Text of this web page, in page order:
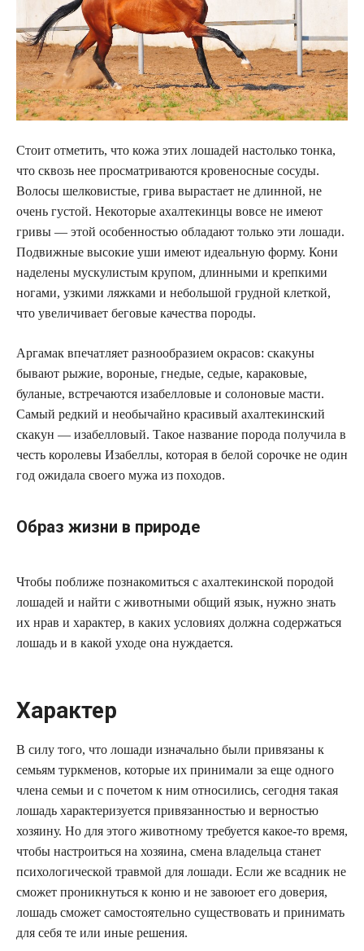
Стоит отметить, что кожа этих лошадей настолько тонка,
что сквозь нее просматриваются кровеносные сосуды.
Волосы шелковистые, грива вырастает не длинной, не
очень густой. Некоторые ахалтекинцы вовсе не имеют
гривы — этой особенностью обладают только эти лошади.
Подвижные высокие уши имеют идеальную форму. Кони
наделены мускулистым крупом, длинными и крепкими
ногами, узкими ляжками и небольшой грудной клеткой,
что увеличивает беговые качества породы.
Аргамак впечатляет разнообразием окрасов: скакуны
бывают рыжие, вороные, гнедые, седые, караковые,
буланые, встречаются изабелловые и солоновые масти.
Самый редкий и необычайно красивый ахалтекинский
скакун — изабелловый. Такое название порода получила в
честь королевы Изабеллы, которая в белой сорочке не один
год ожидала своего мужа из походов.
Образ жизни в природе
Чтобы поближе познакомиться с ахалтекинской породой
лошадей и найти с животными общий язык, нужно знать
их нрав и характер, в каких условиях должна содержаться
лошадь и в какой уходе она нуждается.
Характер
В силу того, что лошади изначально были привязаны к
семьям туркменов, которые их принимали за еще одного
члена семьи и с почетом к ним относились, сегодня такая
лошадь характеризуется привязанностью и верностью
хозяину. Но для этого животному требуется какое-то время,
чтобы настроиться на хозяина, смена владельца станет
психологической травмой для лошади. Если же всадник не
сможет проникнуться к коню и не завоюет его доверия,
лошадь сможет самостоятельно существовать и принимать
для себя те или иные решения.